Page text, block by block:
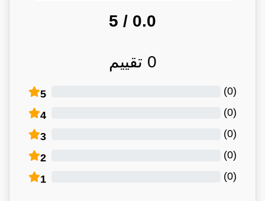
0.0
/ 5
0 تقييم
5 (
0
)
4 (
0
)
3 (
0
)
2 (
0
)
1 (
0
)